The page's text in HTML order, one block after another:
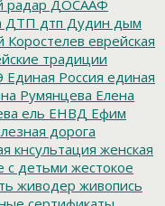
радар ДОСААФ
ДТП дтп Дудин дым
Коростелев еврейская
традиции
Единая Россия единая
Румянцева Елена
ель ЕНВД Ефим
дорога
кнсультация женская
с детьми жестокое
живодер живопись